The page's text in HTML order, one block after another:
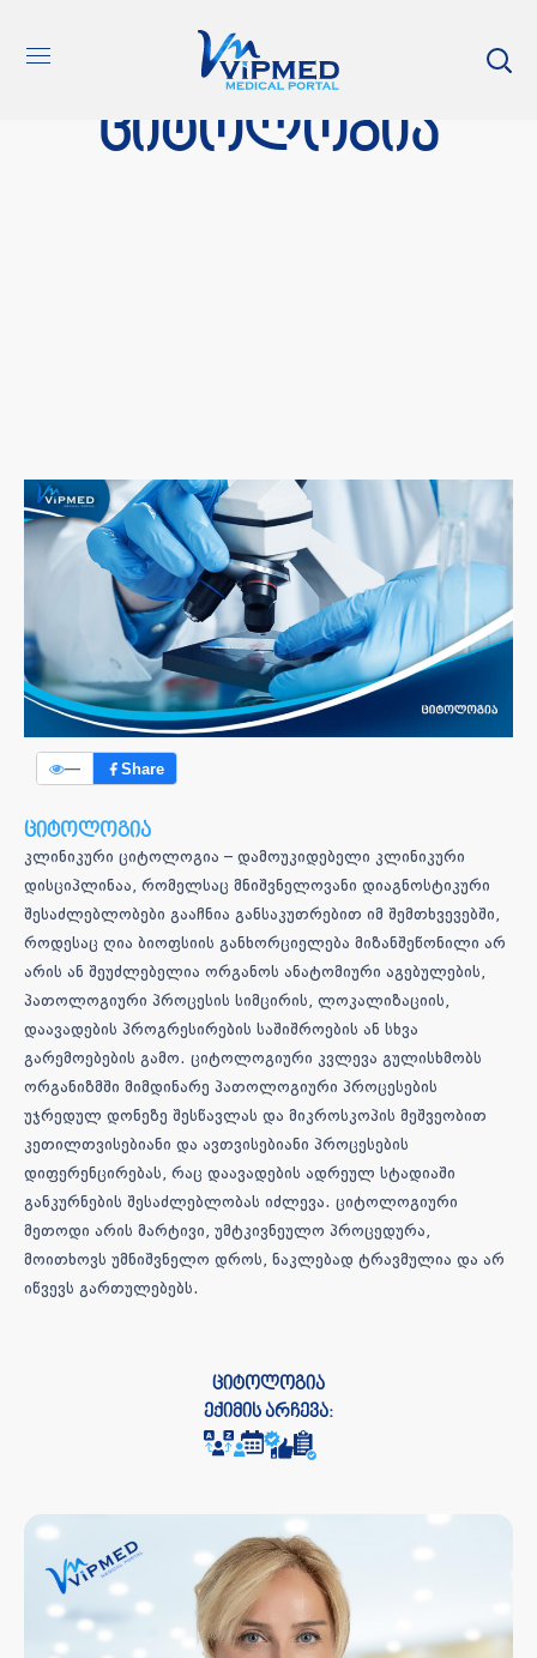
ციტოლოგია
— Share
ციტოლოგია
კლინიკური ციტოლოგია – დამოუკიდებელი კლინიკური
დისციპლინაა, რომელსაც მნიშვნელოვანი დიაგნოსტიკური
შესაძლებლობები გააჩნია განსაკუთრებით იმ შემთხვევებში,
როდესაც ღია ბიოფსიის განხორციელება მიზანშეწონილი არ
არის ან შეუძლებელია ორგანოს ანატომიური აგებულების,
პათოლოგიური პროცესის სიმცირის, ლოკალიზაციის,
დაავადების პროგრესირების საშიშროების ან სხვა
გარემოებების გამო. ციტოლოგიური კვლევა გულისხმობს
ორგანიზმში მიმდინარე პათოლოგიური პროცესების
უჯრედულ დონეზე შესწავლას და მიკროსკოპის მეშვეობით
კეთილთვისებიანი და ავთვისებიანი პროცესების
დიფერენცირებას, რაც დაავადების ადრეულ სტადიაში
განკურნების შესაძლებლობას იძლევა. ციტოლოგიური
მეთოდი არის მარტივი, უმტკივნეულო პროცედურა,
მოითხოვს უმნიშვნელო დროს, ნაკლებად ტრავმულია და არ
იწვევს გართულებებს.
ციტოლოგია
ექიმის არჩევა: